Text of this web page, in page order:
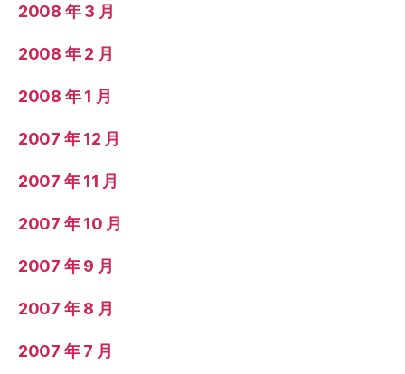
2008 年 3 月
2008 年 2 月
2008 年 1 月
2007 年 12 月
2007 年 11 月
2007 年 10 月
2007 年 9 月
2007 年 8 月
2007 年 7 月